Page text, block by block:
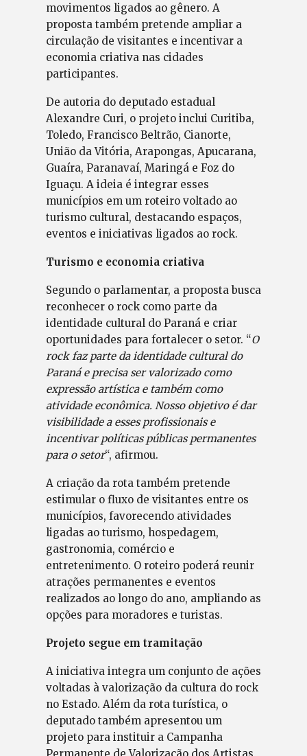
movimentos ligados ao gênero. A
proposta também pretende ampliar a
circulação de visitantes e incentivar a
economia criativa nas cidades
participantes.
De autoria do deputado estadual
Alexandre Curi, o projeto inclui Curitiba,
Toledo, Francisco Beltrão, Cianorte,
União da Vitória, Arapongas, Apucarana,
Guaíra, Paranavaí, Maringá e Foz do
Iguaçu. A ideia é integrar esses
municípios em um roteiro voltado ao
turismo cultural, destacando espaços,
eventos e iniciativas ligados ao rock.
Turismo e economia criativa
Segundo o parlamentar, a proposta busca
reconhecer o rock como parte da
identidade cultural do Paraná e criar
oportunidades para fortalecer o setor. “O
rock faz parte da identidade cultural do
Paraná e precisa ser valorizado como
expressão artística e também como
atividade econômica. Nosso objetivo é dar
visibilidade a esses profissionais e
incentivar políticas públicas permanentes
para o setor“, afirmou.
A criação da rota também pretende
estimular o fluxo de visitantes entre os
municípios, favorecendo atividades
ligadas ao turismo, hospedagem,
gastronomia, comércio e
entretenimento. O roteiro poderá reunir
atrações permanentes e eventos
realizados ao longo do ano, ampliando as
opções para moradores e turistas.
Projeto segue em tramitação
A iniciativa integra um conjunto de ações
voltadas à valorização da cultura do rock
no Estado. Além da rota turística, o
deputado também apresentou um
projeto para instituir a Campanha